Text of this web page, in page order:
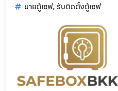
ขายตู้เซฟ, รับติดตั้งตู้เซฟ